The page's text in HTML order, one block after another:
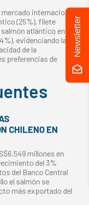
internacional
(25%), filete
salmón atlántico entero
evidenciando la
de la
preferencias de
CHILENO EN
millones en
del 3%
del Banco Central
el salmón se
más exportado del
Newsletter